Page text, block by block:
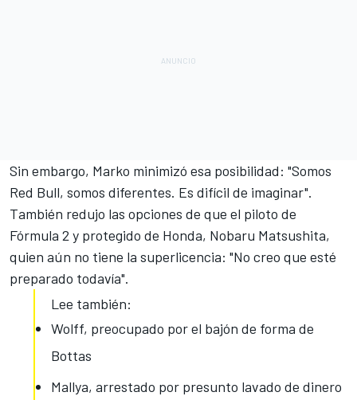
Sin embargo, Marko minimizó esa posibilidad: "Somos
Red Bull, somos diferentes. Es difícil de imaginar".
También redujo las opciones de que el piloto de
Fórmula 2 y protegido de Honda, Nobaru Matsushita,
quien aún no tiene la superlicencia: "No creo que esté
preparado todavía".
Lee también:
Wolff, preocupado por el bajón de forma de
Bottas
Mallya, arrestado por presunto lavado de dinero